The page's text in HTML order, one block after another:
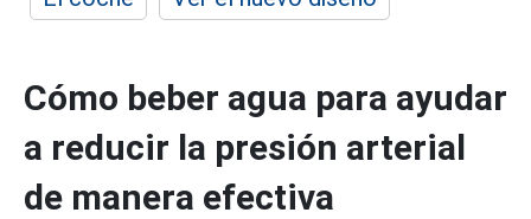
Cómo beber agua para ayudar
a reducir la presión arterial
de manera efectiva